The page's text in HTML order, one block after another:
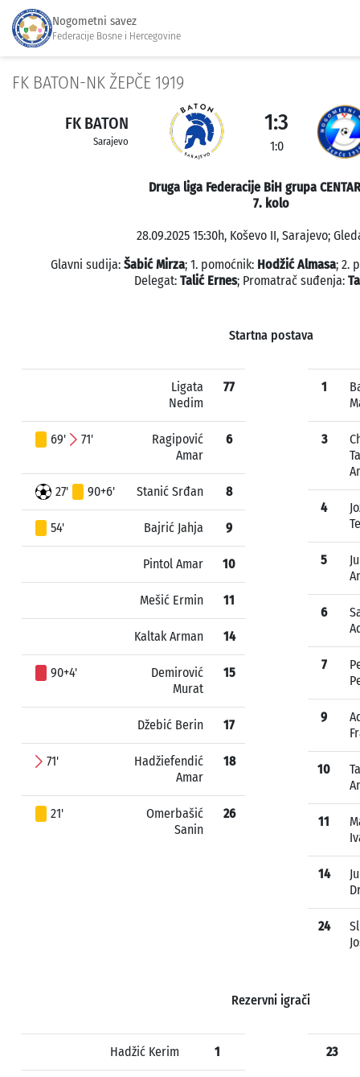
Nogometni savez
Federacije Bosne i Hercegovine
FK BATON-NK ŽEPČE 1919
FK BATON
Sarajevo
1:3
1:0
Druga liga Federacije BiH grupa
7. kolo
28.09.2025 15:30h, Koševo II, Sarajevo;
Glavni sudija: Šabić Mirza; 1. pomoćnik: Hodžić Almasa; 2.
Delegat: Talić Ernes; Promatrač suđenja:
Startna postava
Ligata
Nedim
77
69' 71'
Ragipović
Amar
6
27' 90+6' Stanić Srđan 8
54' Bajrić Jahja 9
Pintol Amar 10
Mešić Ermin 11
Kaltak Arman 14
90+4'
Demirović
Murat
15
Džebić Berin 17
71'
Hadžiefendić
Amar
18
21'
Omerbašić
Sanin
26
1
3
4
5
6
7
9
10
11
14
24
Rezervni igrači
Hadžić Kerim 1 23